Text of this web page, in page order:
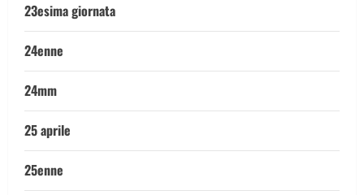
23esima giornata
24enne
24mm
25 aprile
25enne